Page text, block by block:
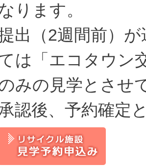
ります。
出（2週間前）
は「エコタウン
みの見学とさせ
認後、予約確定